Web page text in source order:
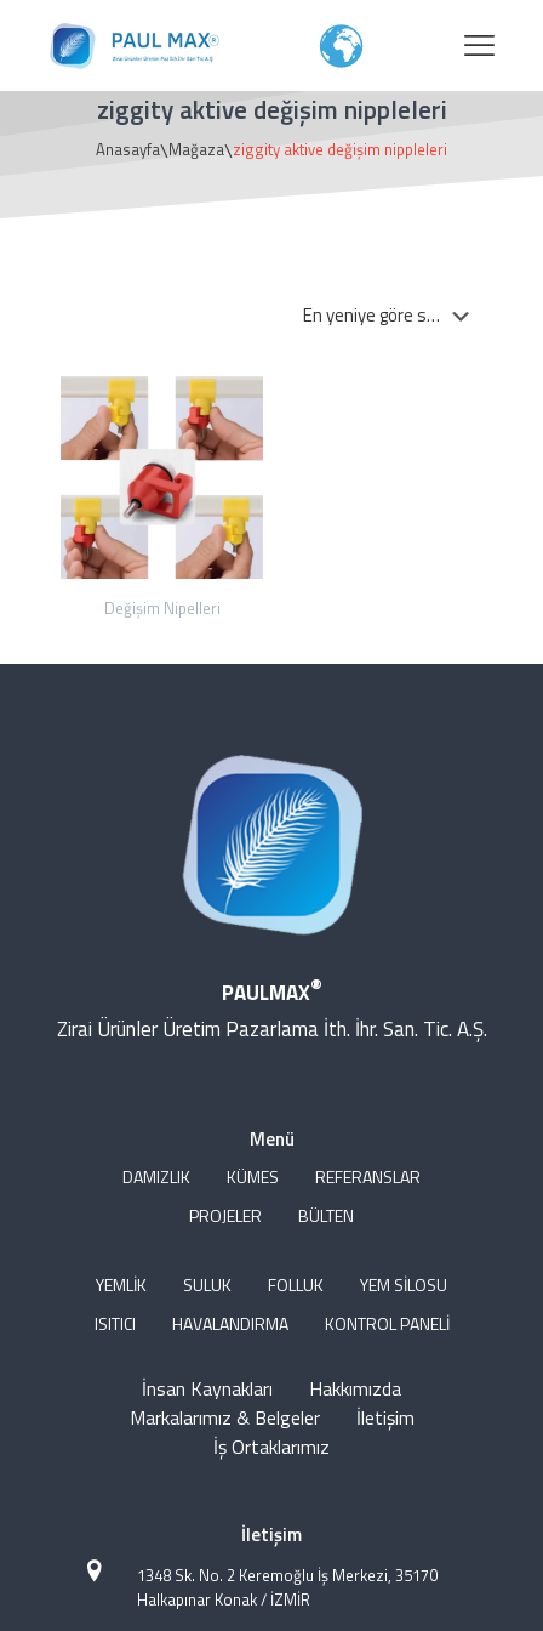
ziggity aktive değişim nippleleri
Anasayfa\Mağaza\ziggity aktive değişim nippleleri
Değişim Nipelleri
PAULMAX®
Zirai Ürünler Üretim Pazarlama İth. İhr. San. Tic. A.Ş.
Menü
DAMIZLIK KÜMES
REFERANSLAR
PROJELER
BÜLTEN
YEMLİK SULUK FOLLUK
YEM SİLOSU
ISITICI
HAVALANDIRMA KONTROL PANELİ
İnsan Kaynakları
Hakkımızda
Markalarımız & Belgeler
İletişim
İş Ortaklarımız
İletişim
1348 Sk. No. 2 Keremoğlu İş Merkezi, 35170
Halkapınar Konak / İZMİR